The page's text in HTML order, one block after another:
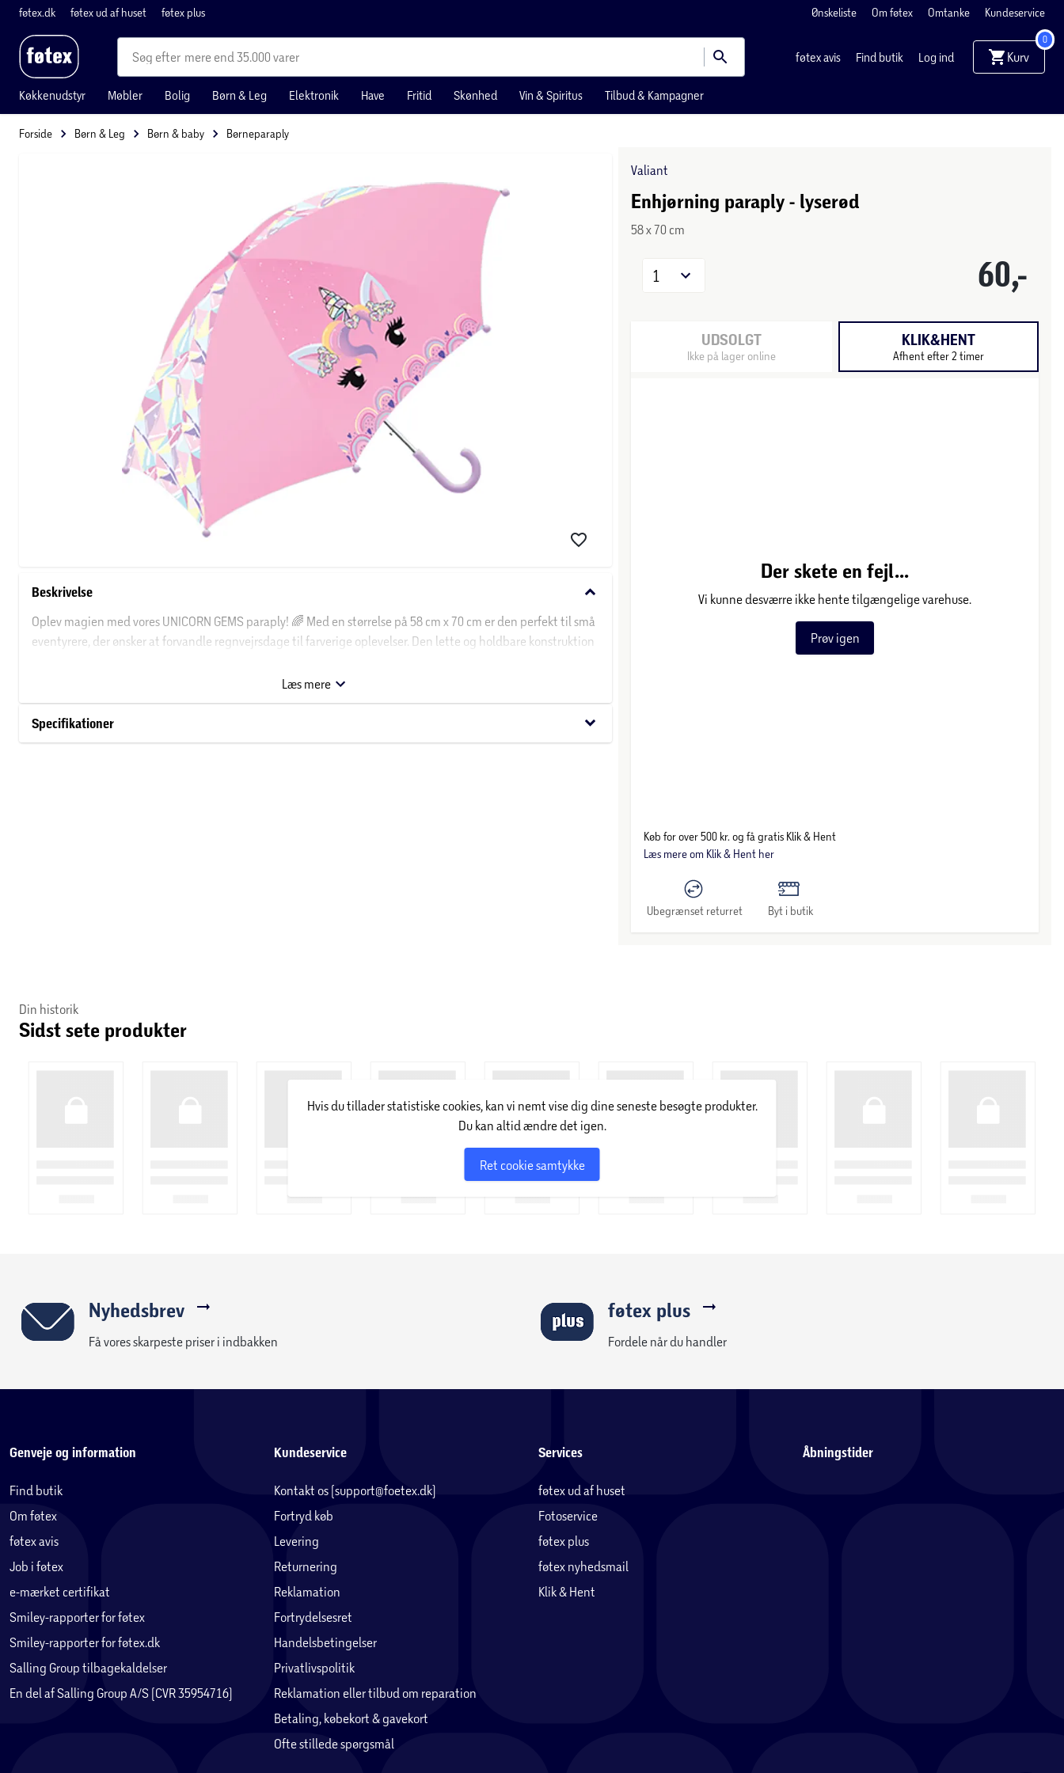
føtex.dk føtex ud af huset føtex plus Ønskeliste Om føtex Omtanke Kundeservice
mere end 35.000 varer føtex avis Find butik Log ind Kurv
0
Køkkenudstyr Møbler Bolig Børn & Leg Elektronik Have Fritid Skønhed Vin & Spiritus Tilbud & Kampagner
Forside Børn & Leg Børn & baby Børneparaply
Beskrivelse keyboard_arrow_down
Oplev magien med vores UNICORN GEMS paraply! 🌈 Med en størrelse på 58 cm x 70 cm er den perfekt til små
eventyrere, der ønsker at forvandle regnvejrsdage til farverige oplevelser. Den lette og holdbare konstruktion
Læs mere
Specifikationer keyboard_arrow_down
Valiant
Enhjørning paraply - lyserød
58 x 70 cm
60,-
1
UDSOLGT
Ikke på lager online
KLIK&HENT
Afhent efter 2 timer
Der skete en fejl...
Vi kunne desværre ikke hente tilgængelige varehuse.
Prøv igen
Køb for over 500 kr. og få gratis Klik & Hent
Læs mere om Klik & Hent her
Ubegrænset returret Byt i butik
Din historik
Sidst sete produkter
Hvis du tillader statistiske cookies, kan vi nemt vise dig dine seneste besøgte produkter.
Du kan altid ændre det igen.
Ret cookie samtykke
Nyhedsbrev
Få vores skarpeste priser i indbakken
føtex plus
Fordele når du handler
Genveje og information
Find butik
Om føtex
føtex avis
Job i føtex
e-mærket certifikat
Smiley-rapporter for føtex
Smiley-rapporter for føtex.dk
Salling Group tilbagekaldelser
En del af Salling Group A/S (CVR 35954716)
Kundeservice
Kontakt os (support@foetex.dk)
Fortryd køb
Levering
Returnering
Reklamation
Fortrydelsesret
Handelsbetingelser
Privatlivspolitik
Reklamation eller tilbud om reparation
Betaling, købekort & gavekort
Ofte stillede spørgsmål
Services
føtex ud af huset
Fotoservice
føtex plus
føtex nyhedsmail
Klik & Hent
Åbningstider